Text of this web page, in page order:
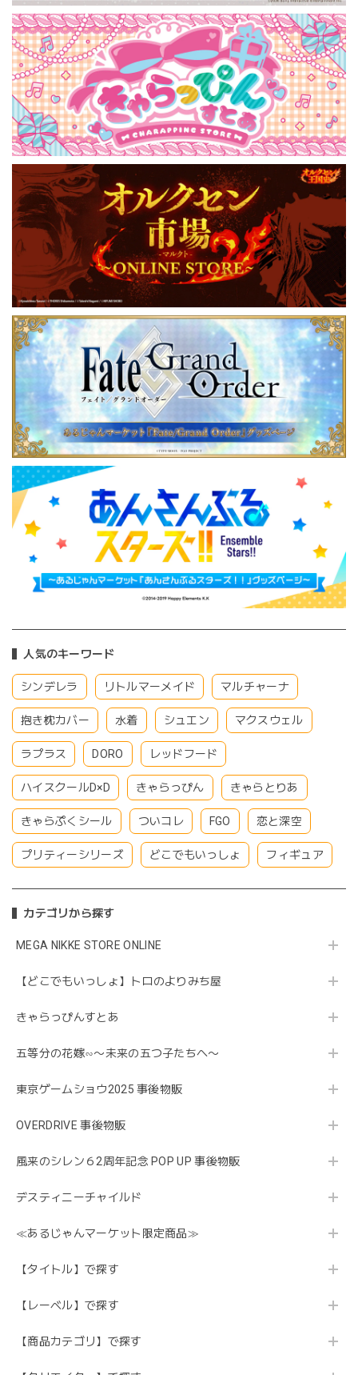
人気のキーワード
シンデレラ リトルマーメイド マルチャーナ
抱き枕カバー 水着 シュエン マクスウェル
ラプラス DORO レッドフード
ハイスクールD×D きゃらっぴん きゃらとりあ
きゃらぷくシール ついコレ FGO 恋と深空
プリティーシリーズ どこでもいっしょ フィギュア
カテゴリから探す
MEGA NIKKE STORE ONLINE
【どこでもいっしょ】トロのよりみち屋
きゃらっぴんすとあ
五等分の花嫁∽〜未来の五つ子たちへ〜
東京ゲームショウ2025 事後物販
OVERDRIVE 事後物販
風来のシレン６2周年記念 POP UP 事後物販
デスティニーチャイルド
≪あるじゃんマーケット限定商品≫
【タイトル】で探す
【レーベル】で探す
【商品カテゴリ】で探す